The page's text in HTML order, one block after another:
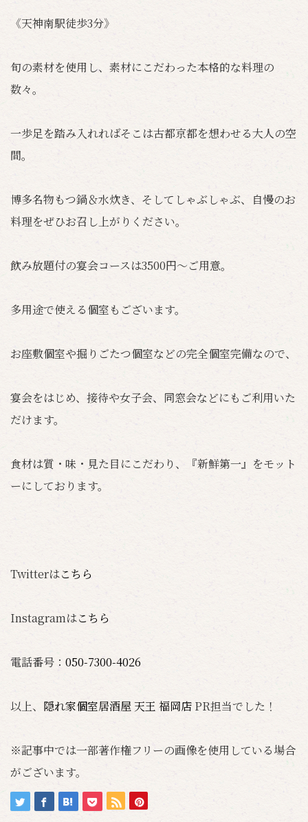
《天神南駅徒歩3分》
旬の素材を使用し、素材にこだわった本格的な料理の
数々。
一歩足を踏み入れればそこは古都京都を想わせる大人の空
間。
博多名物もつ鍋＆水炊き、そしてしゃぶしゃぶ、自慢のお
料理をぜひお召し上がりください。
飲み放題付の宴会コースは3500円～ご用意。
多用途で使える個室もございます。
お座敷個室や掘りごたつ個室などの完全個室完備なので、
宴会をはじめ、接待や女子会、同窓会などにもご利用いた
だけます。
食材は質・味・見た目にこだわり、『新鮮第一』をモット
ーにしております。
Twitterはこちら
Instagramはこちら
電話番号： 050-7300-4026
以上、 隠れ家個室居酒屋 天王 福岡店 PR担当でした！
※記事中では一部著作権フリーの画像を使用している場合
がございます。